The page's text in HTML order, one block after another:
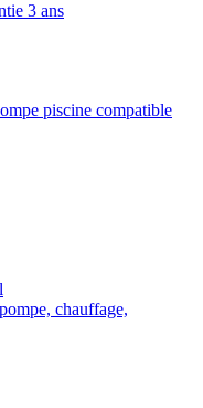
3 ans
piscine compatible
chauffage,